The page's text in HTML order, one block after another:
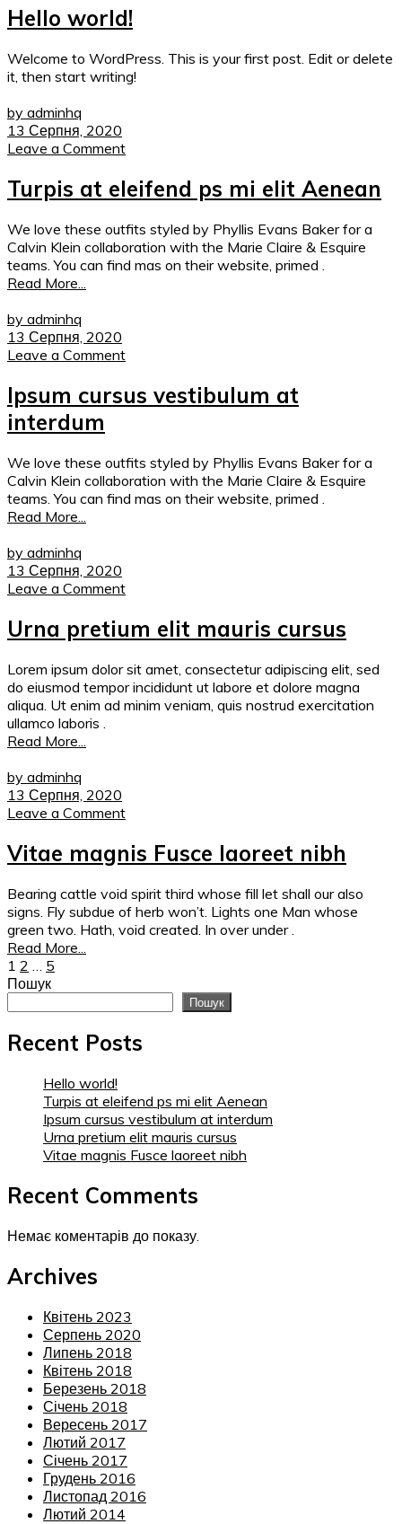
Hello world!
Welcome to WordPress. This is your first post. Edit or delete
it, then start writing!
by adminhq
13 Серпня, 2020
Leave a Comment
Turpis at eleifend ps mi elit Aenean
We love these outfits styled by Phyllis Evans Baker for a
Calvin Klein collaboration with the Marie Claire & Esquire
teams. You can find mas on their website, primed .
Read More...
by adminhq
13 Серпня, 2020
Leave a Comment
Ipsum cursus vestibulum at
interdum
We love these outfits styled by Phyllis Evans Baker for a
Calvin Klein collaboration with the Marie Claire & Esquire
teams. You can find mas on their website, primed .
Read More...
by adminhq
13 Серпня, 2020
Leave a Comment
Urna pretium elit mauris cursus
Lorem ipsum dolor sit amet, consectetur adipiscing elit, sed
do eiusmod tempor incididunt ut labore et dolore magna
aliqua. Ut enim ad minim veniam, quis nostrud exercitation
ullamco laboris .
Read More...
by adminhq
13 Серпня, 2020
Leave a Comment
Vitae magnis Fusce laoreet nibh
Bearing cattle void spirit third whose fill let shall our also
signs. Fly subdue of herb won’t. Lights one Man whose
green two. Hath, void created. In over under .
Read More...
Posts
navigation
1 2
5
Пошук
Пошук
Recent Posts
Hello world!
Turpis at eleifend ps mi elit Aenean
Ipsum cursus vestibulum at interdum
Urna pretium elit mauris cursus
Vitae magnis Fusce laoreet nibh
Recent Comments
Немає коментарів до показу.
Archives
Квітень 2023
Серпень 2020
Липень 2018
Квітень 2018
Березень 2018
Січень 2018
Вересень 2017
Лютий 2017
Січень 2017
Грудень 2016
Листопад 2016
Лютий 2014